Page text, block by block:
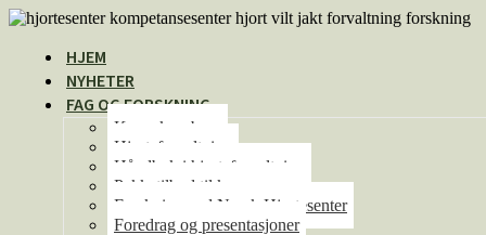
HJEM
NYHETER
FAG OG FORSKNING
Kunnskapsbase
Hjorteforvaltning
Håndbok i hjorteforvaltning
Pakketilbud til kommunene
Forskning ved Norsk Hjortesenter
Foredrag og presentasjoner